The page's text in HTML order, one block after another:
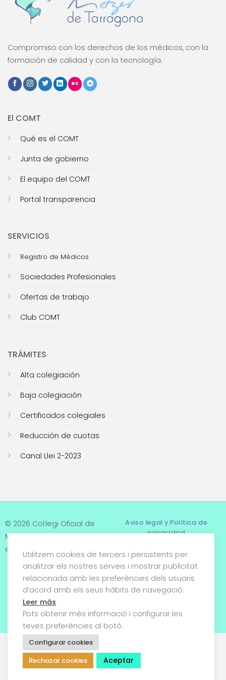
Compromiso con los derechos de los médicos, con la
formación de calidad y con la tecnología.
El COMT
Qué es el COMT
Junta de gobierno
El equipo del COMT
Portal transparencia
SERVICIOS
Registro de Médicos
Sociedades Profesionales
Ofertas de trabajo
Club COMT
TRÁMITES
Alta colegiación
Baja colegiación
Certificados colegiales
Reducción de cuotas
Canal Llei 2-2023
© 2026 Col·legi Oficial de
Metges de Tarragona. Tots
els drets reservats
Aviso legal y Política de
privacidad
Términos y condiciones
Política de cookies
Utilitzem cookies de tercers i persistents per
analitzar els nostres serveis i mostrar publicitat
relacionada amb les preferències dels usuaris
d’acord amb els seus hàbits de navegació.
Leer más
Pots obtenir més informació i configurar les
teves preferències al botó.
Configurar cookies
Rechazar cookies
Aceptar